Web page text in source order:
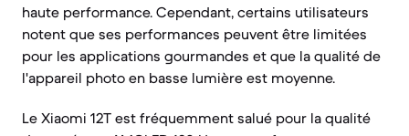
haute performance. Cependant, certains utilisateurs
notent que ses performances peuvent être limitées
pour les applications gourmandes et que la qualité de
l'appareil photo en basse lumière est moyenne.
Le Xiaomi 12T est fréquemment salué pour la qualité